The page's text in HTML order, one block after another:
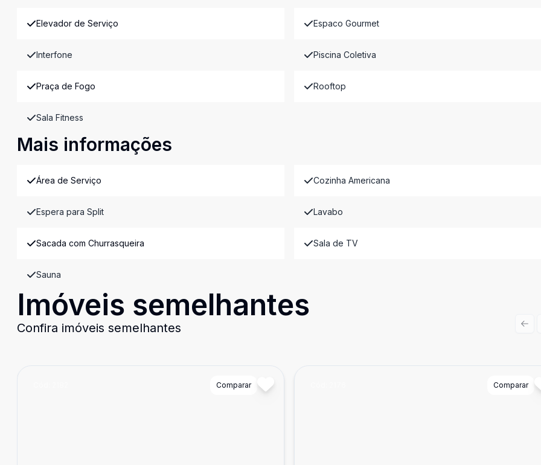
Elevador de Serviço Espaco Gourmet
Interfone Piscina Coletiva
Praça de Fogo Rooftop
Sala Fitness
Mais informações
Área de Serviço Cozinha Americana
Espera para Split Lavabo
Sacada com Churrasqueira Sala de TV
Sauna
Imóveis semelhantes
Confira imóveis semelhantes
Comparar Comparar